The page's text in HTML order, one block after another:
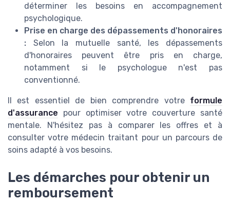
déterminer les besoins en accompagnement
psychologique.
Prise en charge des dépassements d'honoraires
: Selon la mutuelle santé, les dépassements
d'honoraires peuvent être pris en charge,
notamment si le psychologue n'est pas
conventionné.
Il est essentiel de bien comprendre votre formule
d'assurance pour optimiser votre couverture santé
mentale. N'hésitez pas à comparer les offres et à
consulter votre médecin traitant pour un parcours de
soins adapté à vos besoins.
Les démarches pour obtenir un
remboursement